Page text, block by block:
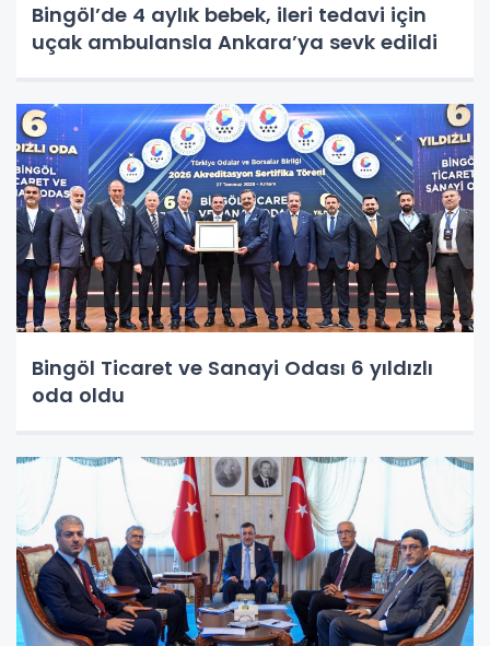
Bingöl’de 4 aylık bebek, ileri tedavi için
uçak ambulansla Ankara’ya sevk edildi
Bingöl Ticaret ve Sanayi Odası 6 yıldızlı
oda oldu